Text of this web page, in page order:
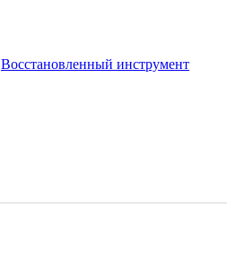
Восстановленный инструмент